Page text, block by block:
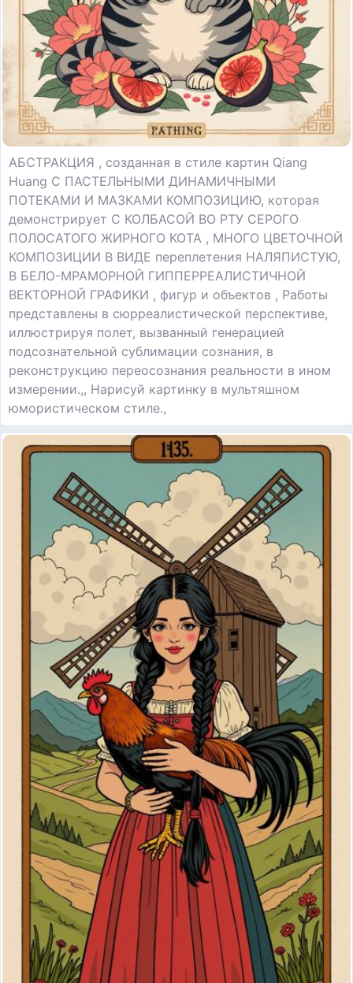
АБСТРАКЦИЯ , созданная в стиле картин Qiang
Huang С ПАСТЕЛЬНЫМИ ДИНАМИЧНЫМИ
ПОТЕКАМИ И МАЗКАМИ КОМПОЗИЦИЮ, которая
демонстрирует С КОЛБАСОЙ ВО РТУ СЕРОГО
ПОЛОСАТОГО ЖИРНОГО КОТА , МНОГО ЦВЕТОЧНОЙ
КОМПОЗИЦИИ В ВИДЕ переплетения НАЛЯПИСТУЮ,
В БЕЛО-МРАМОРНОЙ ГИППЕРРЕАЛИСТИЧНОЙ
ВЕКТОРНОЙ ГРАФИКИ , фигур и объектов , Работы
представлены в сюрреалистической перспективе,
иллюстрируя полет, вызванный генерацией
подсознательной сублимации сознания, в
реконструкцию переосознания реальности в ином
измерении.,, Нарисуй картинку в мультяшном
юмористическом стиле.,